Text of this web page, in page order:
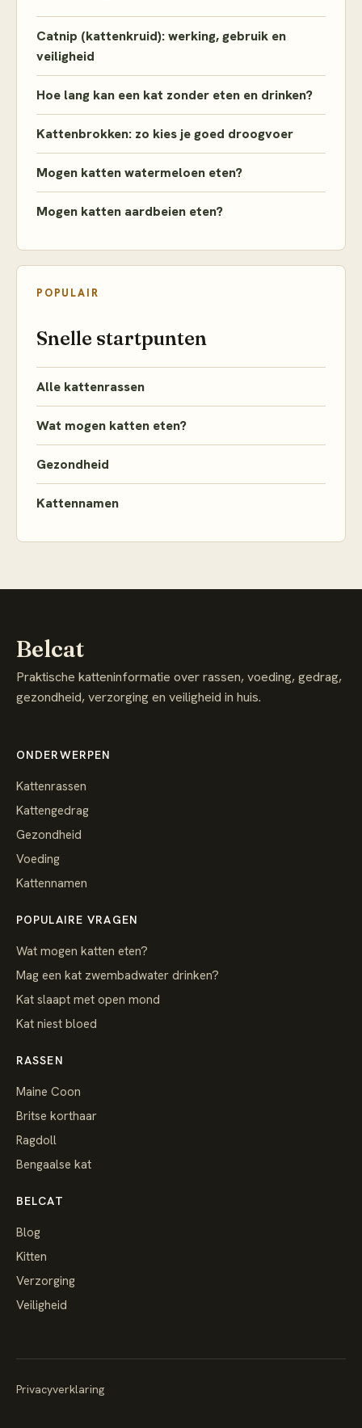
Catnip (kattenkruid): werking, gebruik en
veiligheid
Hoe lang kan een kat zonder eten en drinken?
Kattenbrokken: zo kies je goed droogvoer
Mogen katten watermeloen eten?
Mogen katten aardbeien eten?
POPULAIR
Snelle startpunten
Alle kattenrassen
Wat mogen katten eten?
Gezondheid
Kattennamen
Belcat
Praktische katteninformatie over rassen, voeding, gedrag,
gezondheid, verzorging en veiligheid in huis.
ONDERWERPEN
Kattenrassen
Kattengedrag
Gezondheid
Voeding
Kattennamen
POPULAIRE VRAGEN
Wat mogen katten eten?
Mag een kat zwembadwater drinken?
Kat slaapt met open mond
Kat niest bloed
RASSEN
Maine Coon
Britse korthaar
Ragdoll
Bengaalse kat
BELCAT
Blog
Kitten
Verzorging
Veiligheid
Privacyverklaring